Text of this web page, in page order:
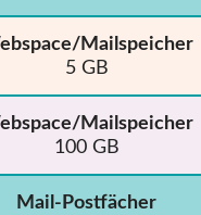
Mailspeicher
5 GB
Mailspeicher
100 GB
Mail-Postfächer